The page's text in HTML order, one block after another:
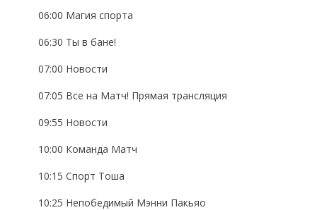
06:00 Магия спорта
06:30 Ты в бане!
07:00 Новости
07:05 Все на Матч! Прямая трансляция
09:55 Новости
10:00 Команда Матч
10:15 Спорт Тоша
10:25 Непобедимый Мэнни Пакьяо